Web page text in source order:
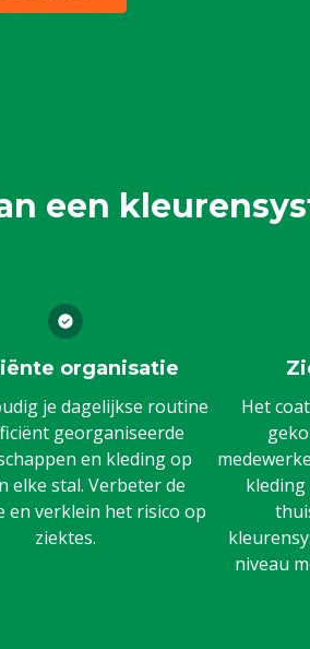
een
organisatie
je dagelijkse routine
georganiseerde
en kleding op
elke stal. Verbeter de
en verklein het risico op
ziektes.
Het
kleding
niveau